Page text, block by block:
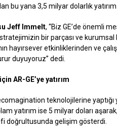
bu yana 3,5 milyar dolarlık
Jeff Immelt, “Biz GE’de önemli
bir parçası ve
hayırsever etkinliklerinden ve
duyuyoruz” dedi.
AR-GE’ye yatırım
teknolojilerine
yatırım ise 5 milyar doları
doğrultusunda gelişim gösterdi.